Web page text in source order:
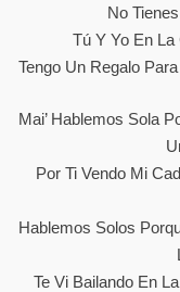
No
Tú Y Yo En
Tengo Un Regalo
Mai’ Hablemos Sola
Por Ti Vendo Mi
Hablemos Solos
Te Vi Bailando En